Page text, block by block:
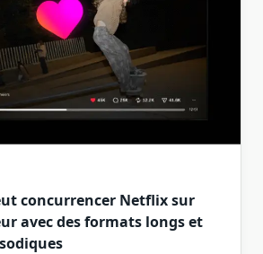
concurrencer Netflix sur
avec des formats longs et